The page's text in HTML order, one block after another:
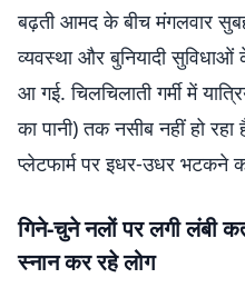
बढ़ती आमद के बीच मंगलवार
व्यवस्था और बुनियादी
आ गई. चिलचिलाती गर्मी में
का पानी) तक नसीब नहीं हो
प्लेटफार्म पर इधर-उधर भटकने
गिने-चुने नलों पर लगी लंबी
स्नान कर रहे लोग